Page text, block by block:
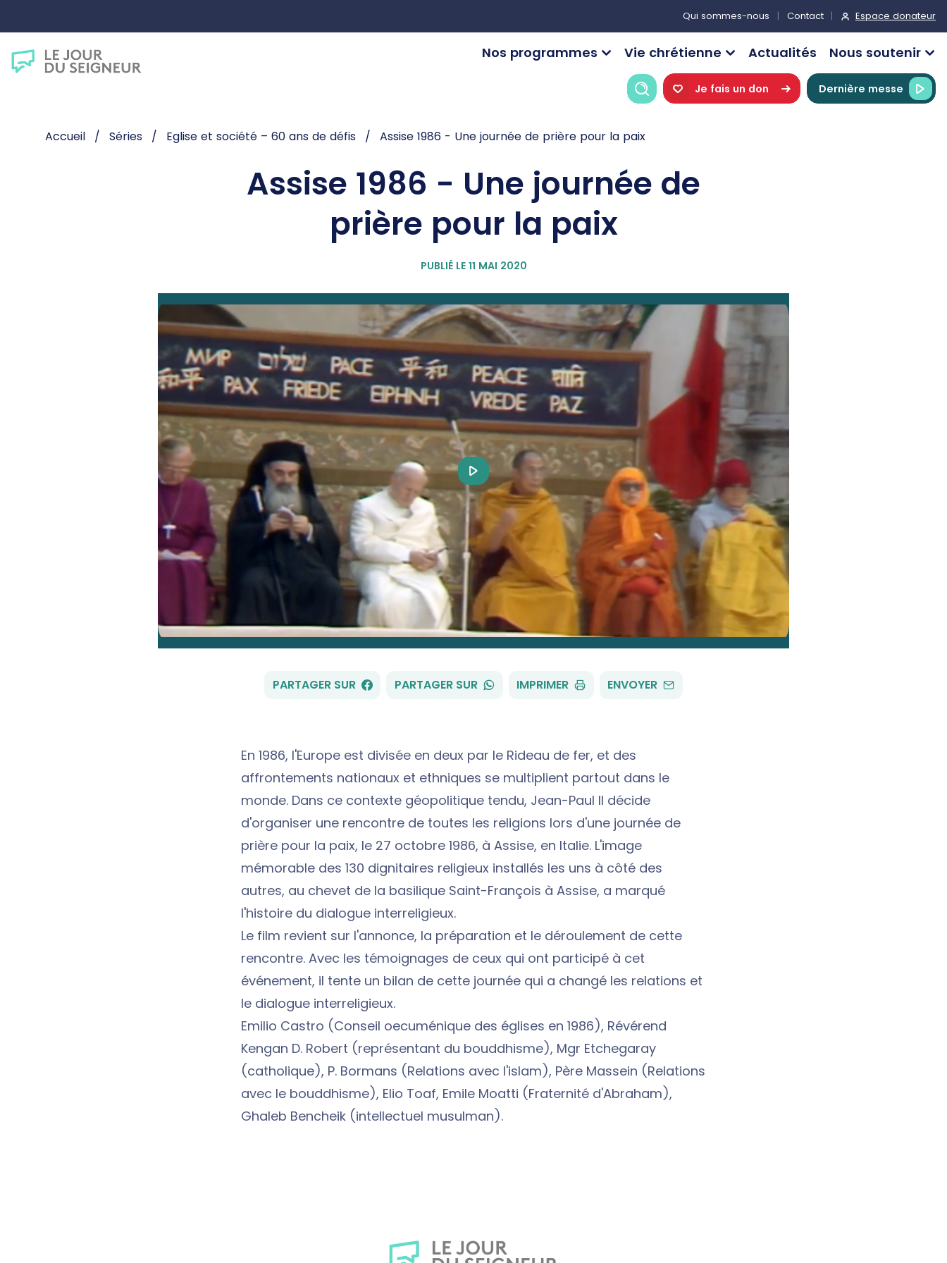
Qui sommes-nous Contact Espace donateur
Nos programmes Vie chrétienne Actualités Nous soutenir
RechercheJe fais un don Dernière messe
Accueil Séries Eglise et société – 60 ans de défis Assise 1986 - Une journée de prière pour la paix
Assise 1986 - Une journée de
prière pour la paix
PUBLIÉ LE 11 MAI 2020
Play
Video
PARTAGER SUR FACEBOOK
PARTAGER SUR WHATSAPP
IMPRIMER ENVOYER PAR
En 1986, l'Europe est divisée en deux par le Rideau de fer, et des
affrontements nationaux et ethniques se multiplient partout dans le
monde. Dans ce contexte géopolitique tendu, Jean-Paul II décide
d'organiser une rencontre de toutes les religions lors d'une journée de
prière pour la paix, le 27 octobre 1986, à Assise, en Italie. L'image
mémorable des 130 dignitaires religieux installés les uns à côté des
autres, au chevet de la basilique Saint-François à Assise, a marqué
l'histoire du dialogue interreligieux.
Le film revient sur l'annonce, la préparation et le déroulement de cette
rencontre. Avec les témoignages de ceux qui ont participé à cet
événement, il tente un bilan de cette journée qui a changé les relations et
le dialogue interreligieux.
Emilio Castro (Conseil oecuménique des églises en 1986), Révérend
Kengan D. Robert (représentant du bouddhisme), Mgr Etchegaray
(catholique), P. Bormans (Relations avec l'islam), Père Massein (Relations
avec le bouddhisme), Elio Toaf, Emile Moatti (Fraternité d'Abraham),
Ghaleb Bencheik (intellectuel musulman).